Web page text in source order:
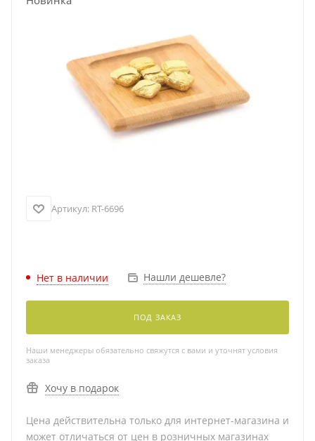
Артикул: RT-6696
Нет в наличии Нашли дешевле?
ПОД ЗАКАЗ
Наши менеджеры обязательно свяжутся с вами и уточнят условия
заказа
Хочу в подарок
Цена действительна только для интернет-магазина и
может отличаться от цен в розничных магазинах